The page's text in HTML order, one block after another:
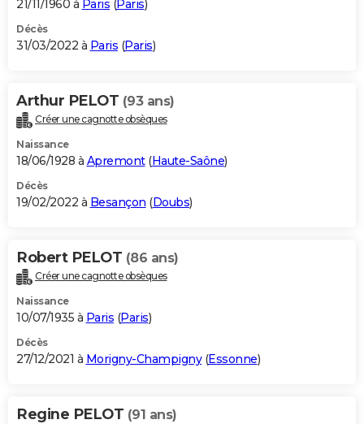
21/11/1960 à Paris (Paris)
Décès
31/03/2022 à Paris (Paris)
Arthur PELOT (93 ans)
Créer une cagnotte obsèques
Naissance
18/06/1928 à Apremont(Haute-Saône)
Décès
19/02/2022 à Besançon (Doubs)
Robert PELOT (86 ans)
Créer une cagnotte obsèques
Naissance
10/07/1935 à Paris (Paris)
Décès
27/12/2021 à Morigny-Champigny(Essonne)
Regine PELOT (91 ans)